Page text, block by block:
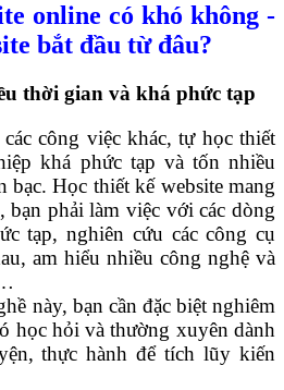
online có khó không -
bắt đầu từ đâu?
thời gian và khá phức tạp
công việc khác, tự học thiết
khá phức tạp và tốn nhiều
bạc. Học thiết kế website mang
bạn phải làm việc với các dòng
tạp, nghiên cứu các công cụ
am hiểu nhiều công nghệ và
này, bạn cần đặc biệt nghiêm
học hỏi và thường xuyên dành
thực hành để tích lũy kiến